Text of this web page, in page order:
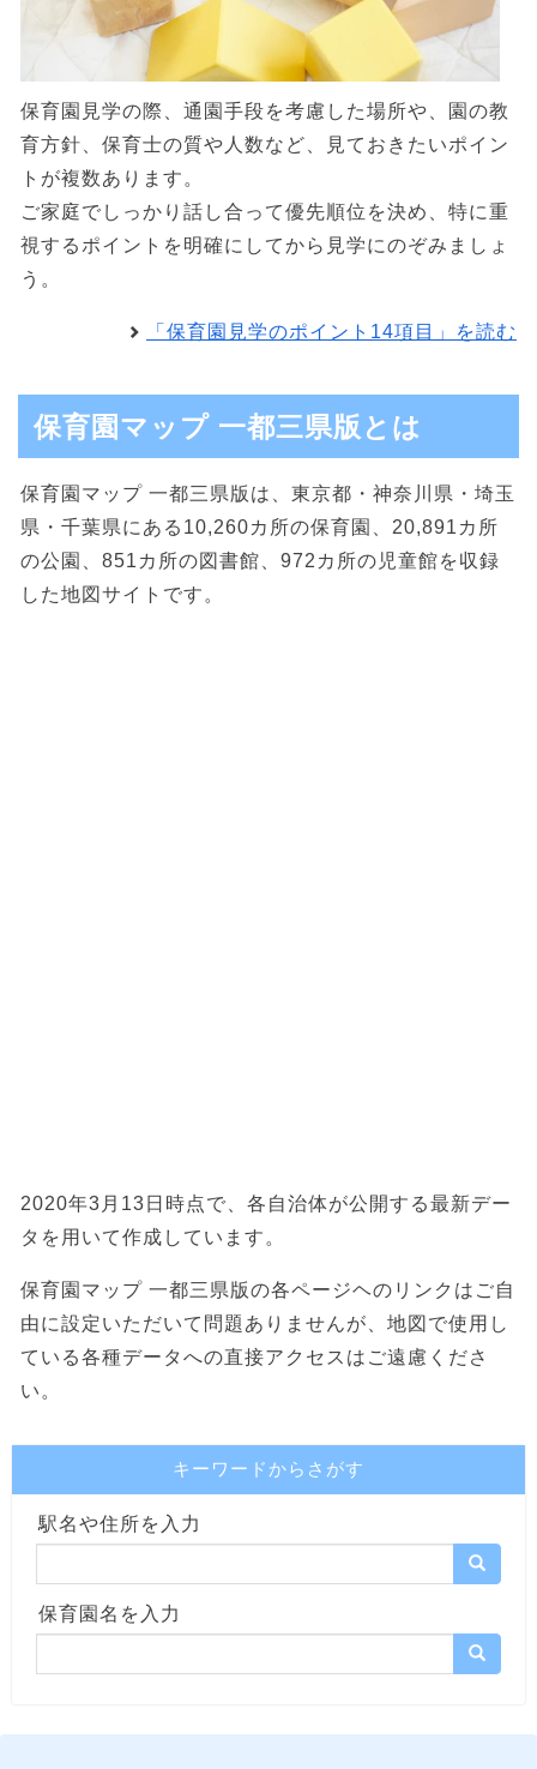
保育園見学の際、通園手段を考慮した場所や、園の教
育方針、保育士の質や人数など、見ておきたいポイン
トが複数あります。
ご家庭でしっかり話し合って優先順位を決め、特に重
視するポイントを明確にしてから見学にのぞみましょ
う。
「保育園見学のポイント14項目」を読む
保育園マップ 一都三県版とは
保育園マップ 一都三県版は、東京都・神奈川県・埼玉
県・千葉県にある10,260カ所の保育園、20,891カ所
の公園、851カ所の図書館、972カ所の児童館を収録
した地図サイトです。
2020年3月13日時点で、各自治体が公開する最新デー
タを用いて作成しています。
保育園マップ 一都三県版の各ページヘのリンクはご自
由に設定いただいて問題ありませんが、地図で使用し
ている各種データへの直接アクセスはご遠慮くださ
い。
キーワードからさがす
駅名や住所を入力
保育園名を入力